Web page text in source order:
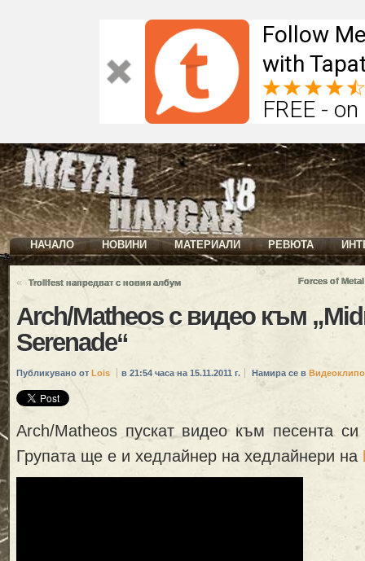
Follow
with
FREE -
НАЧАЛО НОВИНИ МАТЕРИАЛИ РЕВЮТА
« Trollfest напредват с новия албум Forces of Metal
Arch/Matheos с видео към
Serenade“
Публикувано от Lois в 21:54 часа на 15.11.2011 г. Намира се в
Arch/Matheos пускат видео към песента си
Групата ще е и хедлайнер на хедлайнери на